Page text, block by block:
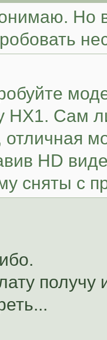
Но
HX1. Сам
отличная
HD
сняты с
получу